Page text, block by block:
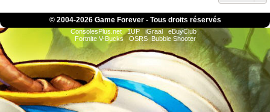
© 2004-2026 Game Forever - Tous droits réservés
ConsolesPlus.net 1UP iGraal
eBuyClub
Fortnite V-Bucks
OSRS Bubble Shooter